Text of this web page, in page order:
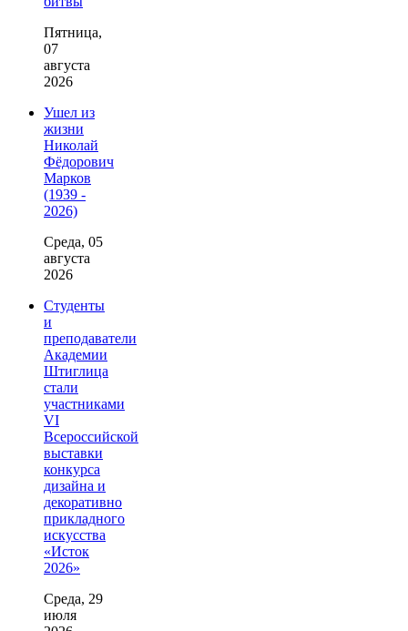
Пятница,
07
августа
2026
Ушел из
жизни
Николай
Фёдорович
Марков
(1939 -
2026)
Среда, 05
августа
2026
Студенты
и
преподаватели
Академии
Штиглица
стали
участниками
VI
Всероссийской
выставки
конкурса
дизайна и
декоративно
прикладного
искусства
«Исток
2026»
Среда, 29
июля